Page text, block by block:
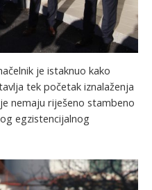
je istaknuo kako
tek početak iznalaženja
nemaju riješeno stambeno
egzistencijalnog